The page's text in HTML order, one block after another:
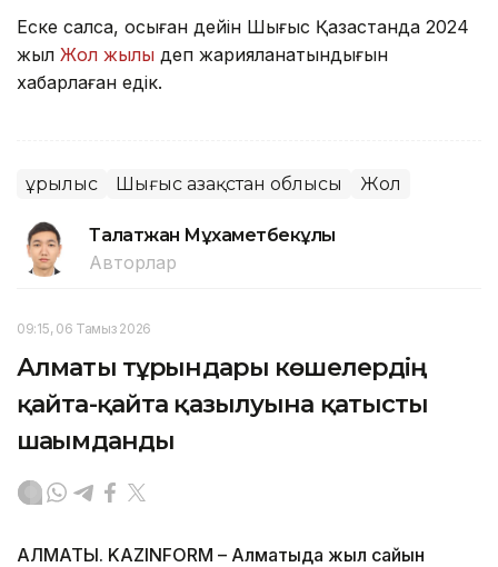
Еске салсақ, осыған дейін Шығыс Қазақстанда 2024
жыл Жол жылы деп жарияланатындығын
хабарлаған едік.
Құрылыс Шығыс Қазақстан облысы Жол
Талғатжан Мұхаметбекұлы
Авторлар
09:15, 06 Тамыз 2026
Алматы тұрғындары көшелердің
қайта-қайта қазылуына қатысты
шағымданды
АЛМАТЫ. KAZINFORM – Алматыда жыл сайын